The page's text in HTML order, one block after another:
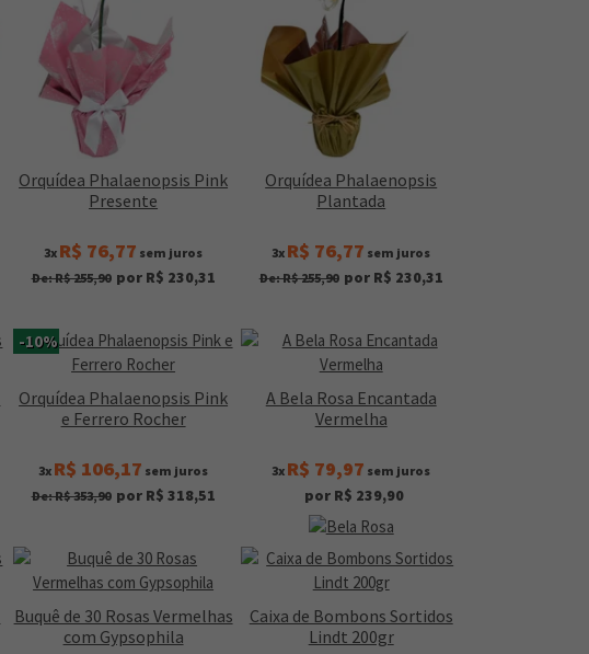
Orquídea Phalaenopsis Pink
Presente
3x R$ 76,77 sem juros
De: R$ 255,90 por R$ 230,31
Orquídea Phalaenopsis
Plantada
3x R$ 76,77 sem juros
De: R$ 255,90 por R$ 230,31
-10%
Orquídea Phalaenopsis Pink
e Ferrero Rocher
3x R$ 106,17 sem juros
De: R$ 353,90 por R$ 318,51
A Bela Rosa Encantada
Vermelha
3x R$ 79,97 sem juros
por R$ 239,90
Buquê de 30 Rosas Vermelhas
com Gypsophila
Caixa de Bombons Sortidos
Lindt 200gr